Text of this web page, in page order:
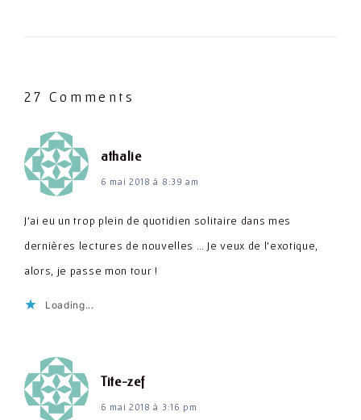
27 Comments
athaliedit :
6 mai 2018 à 8:39 am
J'ai eu un trop plein de quotidien solitaire dans mes
dernières lectures de nouvelles … Je veux de l'exotique,
alors, je passe mon tour !
Loading...
Tite-zefdit :
6 mai 2018 à 3:16 pm